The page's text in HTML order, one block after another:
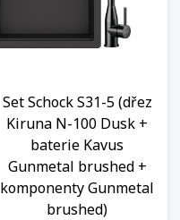
Set Schock S31-5 (dřez
Kiruna N-100 Dusk +
baterie Kavus
Gunmetal brushed +
komponenty Gunmetal
brushed)